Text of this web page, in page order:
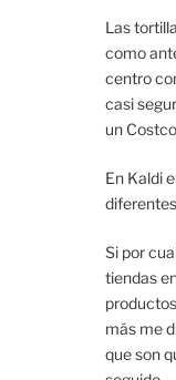
Las
como
centro
casi
un
En Kaldi
Si por
tiendas
más me
que son